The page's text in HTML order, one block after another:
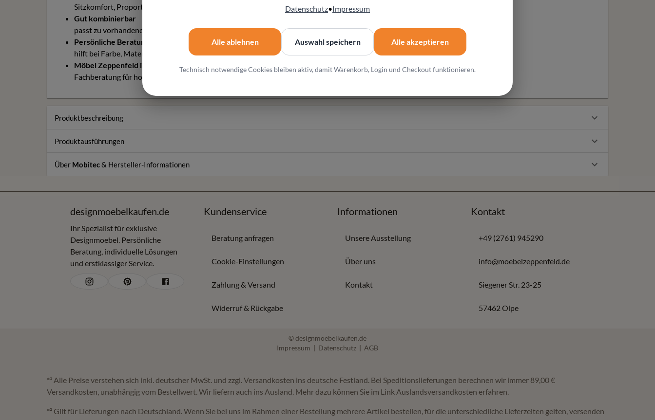
Sitzkomfort, Proportionen und Bezugsauswahl stehen bei diesem Möbel im Mittelpunkt
Gut kombinierbar
passt zu vorhandenen Möbeln und modernen Einrichtungskonzepten
Persönliche Beratung
hilft bei Farbe, Material, Pflege, Maßwirkung und Konfiguration
Möbel Zeppenfeld in Olpe
Fachberatung für hochwertige Designmöbel und individuelle Wohnlösungen
Produktbeschreibung
Produktausführungen
Über Mobitec& Hersteller-Informationen
designmoebelkaufen.de
Ihr Spezialist für exklusive
Designmoebel. Persönliche
Beratung, individuelle Lösungen
und erstklassiger Service.
Kundenservice
Beratung anfragen
Cookie-Einstellungen
Zahlung & Versand
Widerruf & Rückgabe
Informationen
Unsere Ausstellung
Über uns
Kontakt
Kontakt
+49 (2761) 945290
info@moebelzeppenfeld.de
Siegener Str. 23-25
57462 Olpe
© designmoebelkaufen.de
Impressum | Datenschutz | AGB
*¹ Alle Preise verstehen sich inkl. deutscher MwSt. und zzgl. Versandkosten ins deutsche Festland. Bei Speditionslieferungen berechnen wir immer 89,00 €
Versandkosten, unabhängig vom Bestellwert. Wir liefern auch ins Ausland. Mehr dazu können Sie im Link Auslandsversandkosten erfahren.
*² Gilt für Lieferungen nach Deutschland. Wenn Sie bei uns im Rahmen einer Bestellung mehrere Artikel bestellen, für die unterschiedliche Lieferzeiten gelten, versenden
Datenschutz•Impressum
Alle ablehnen Auswahl speichern Alle akzeptieren
Technisch notwendige Cookies bleiben aktiv, damit Warenkorb, Login und Checkout funktionieren.